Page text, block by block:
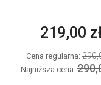
219,00
Cena regularna:
Najniższa cena: